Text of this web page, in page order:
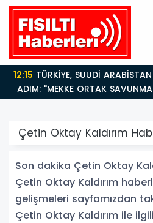
12:15
ADIM: "MEKKE ORTAK
Çetin Oktay Kaldırım
Son dakika Çetin Oktay
Çetin Oktay Kaldırım
gelişmeleri sayfamızdan
Çetin Oktay Kaldırım ile